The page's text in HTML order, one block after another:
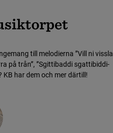
till melodierna ”Vill ni vissla
på trån”, ”Sgittibaddi sgattibiddi-
KB har dem och mer därtill!